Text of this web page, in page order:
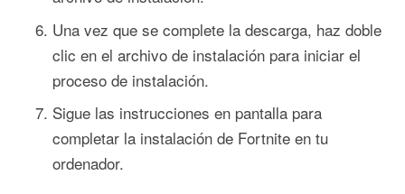
Una vez que se complete la descarga, haz doble
clic en el archivo de instalación para iniciar el
proceso de instalación.
Sigue las instrucciones en pantalla para
completar la instalación de Fortnite en tu
ordenador.